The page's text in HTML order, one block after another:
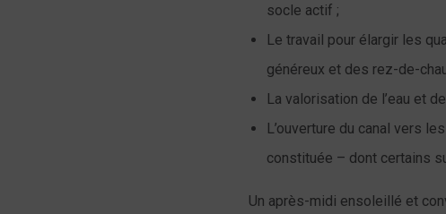
socle actif ;
Le travail pour élargir les
généreux et des rez-de-
La valorisation de l’eau et
L’ouverture du canal vers
constituée – dont certains
Un après-midi ensoleillé et